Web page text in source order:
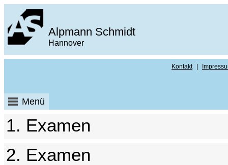
Alpmann Schmidt
Hannover
Kontakt
Menü
1. Examen
2. Examen